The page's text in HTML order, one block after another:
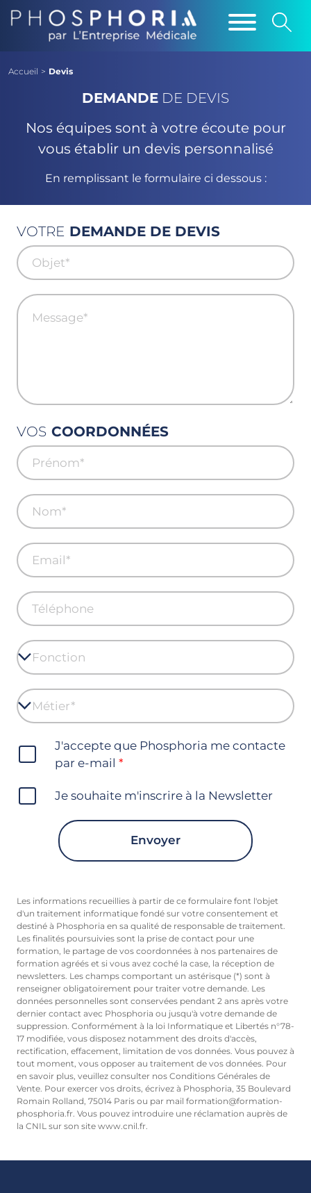
Accueil > Devis
DEMANDE DE DEVIS
Nos équipes sont à votre écoute pour
vous établir un devis personnalisé
En remplissant le formulaire ci dessous :
VOTRE DEMANDE DE DEVIS
VOS COORDONNÉES
J'accepte que Phosphoria me contacte
par e-mail
Je souhaite m'inscrire à la Newsletter
Envoyer
Les informations recueillies à partir de ce formulaire font l'objet
d'un traitement informatique fondé sur votre consentement et
destiné à Phosphoria en sa qualité de responsable de traitement.
Les finalités poursuivies sont la prise de contact pour une
formation, le partage de vos coordonnées à nos partenaires de
formation agréés et si vous avez coché la case, la réception de
newsletters. Les champs comportant un astérisque (*) sont à
renseigner obligatoirement pour traiter votre demande. Les
données personnelles sont conservées pendant 2 ans après votre
dernier contact avec Phosphoria ou jusqu'à votre demande de
suppression. Conformément à la loi Informatique et Libertés n°78-
17 modifiée, vous disposez notamment des droits d'accès,
rectification, effacement, limitation de vos données. Vous pouvez à
tout moment, vous opposer au traitement de vos données. Pour
en savoir plus, veuillez consulter nos Conditions Générales de
Vente. Pour exercer vos droits, écrivez à Phosphoria, 35 Boulevard
Romain Rolland, 75014 Paris ou par mail formation@formation-
phosphoria.fr. Vous pouvez introduire une réclamation auprès de
la CNIL sur son site www.cnil.fr.